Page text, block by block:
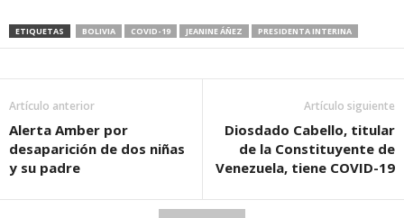
ETIQUETAS BOLIVIA COVID-19 JEANINE ÁÑEZ PRESIDENTA INTERINA
Artículo anterior
Alerta Amber por
desaparición de dos niñas
y su padre
Artículo siguiente
Diosdado Cabello, titular
de la Constituyente de
Venezuela, tiene COVID-19